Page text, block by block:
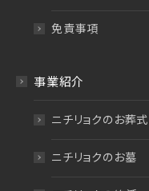
免責事項
事業紹介
ニチリョクのお葬式
ニチリョクのお墓